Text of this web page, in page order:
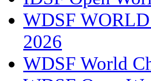
WDSF
2026
WDSF World